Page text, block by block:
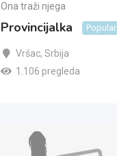
Ona traži njega
Provincijalka Popular
Vršac, Srbija
1.106 pregleda